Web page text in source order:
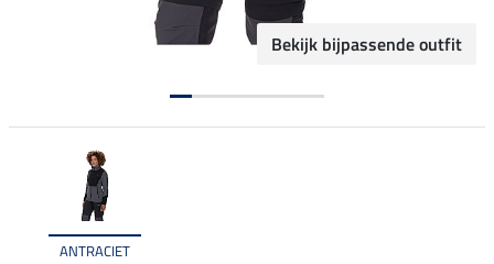
Bekijk bijpassende outfit
ANTRACIET